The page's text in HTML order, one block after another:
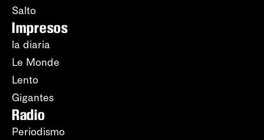
Salto
Impresos
la diaria
Le Monde
Lento
Gigantes
Radio
Periodismo